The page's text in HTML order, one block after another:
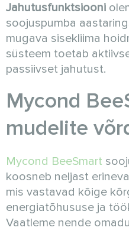
Jahutusfunktsiooni
soojuspumba
mugava sisekliima
süsteem toetab
passiivset jahutust.
Mycond
mudelite
Mycond BeeSmart
koosneb neljast
mis vastavad kõige
energiatõhususe ja
Vaatleme nende